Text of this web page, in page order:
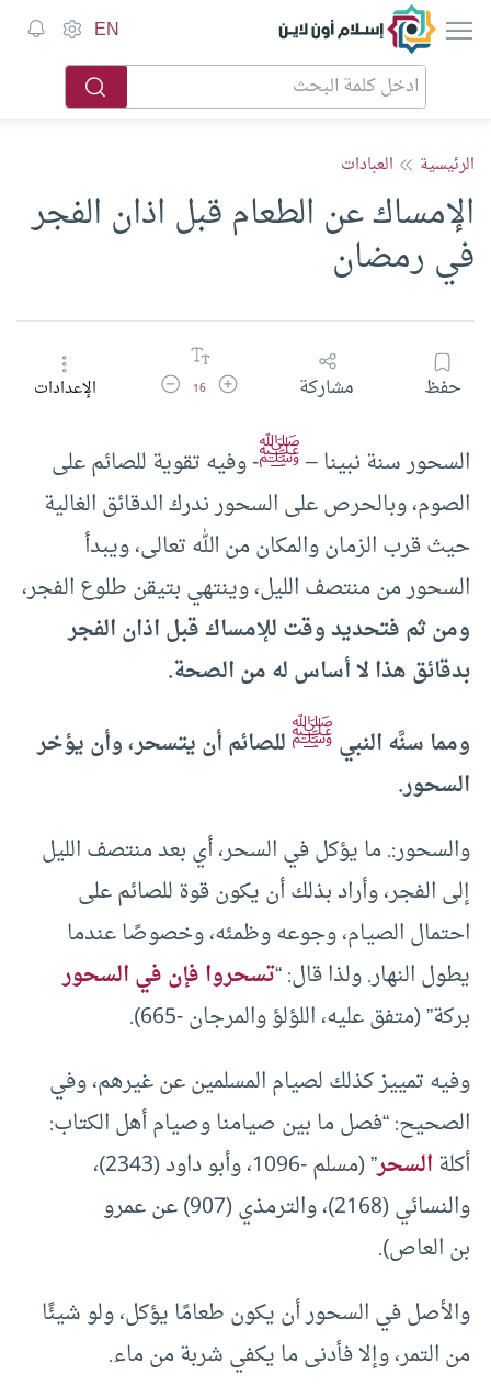
إسلام أون لاين EN
الرئيسية العبادات
الإمساك عن الطعام قبل اذان الفجر
في رمضان
حفظ مشاركة زيادة حجم الخط
16 تقليل حجم الخطالإعدادات
السحور سنة نبينا –ﷺ- وفيه تقوية للصائم على
الصوم، وبالحرص على السحور ندرك الدقائق الغالية
حيث قرب الزمان والمكان من الله تعالى، ويبدأ
السحور من منتصف الليل، وينتهي بتيقن طلوع الفجر،
ومن ثم فتحديد وقت للإمساك قبل اذان الفجر
بدقائق هذا لا أساس له من الصحة.
ومما سنَّه النبيﷺللصائم أن يتسحر، وأن يؤخر
السحور.
والسحور:. ما يؤكل في السحر، أي بعد منتصف الليل
إلى الفجر، وأراد بذلك أن يكون قوة للصائم على
احتمال الصيام، وجوعه وظمئه، وخصوصًا عندما
يطول النهار. ولذا قال: “تسحروا فإن في السحور
بركة” (متفق عليه، اللؤلؤ والمرجان -665).
وفيه تمييز كذلك لصيام المسلمين عن غيرهم، وفي
الصحيح: “فصل ما بين صيامنا وصيام أهل الكتاب:
أكلةالسحر
” (مسلم -1096، وأبو داود (2343)،
والنسائي (2168)، والترمذي (907) عن عمرو
بن العاص).
والأصل في السحور أن يكون طعامًا يؤكل، ولو شيئًا
من التمر، وإلا فأدنى ما يكفي شربة من ماء.